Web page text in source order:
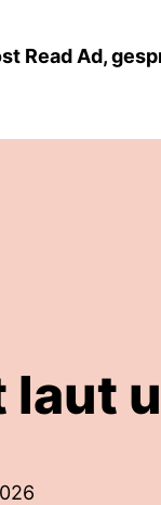
Read Ad,
laut